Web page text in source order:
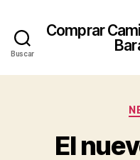
Buscar
Comprar
El